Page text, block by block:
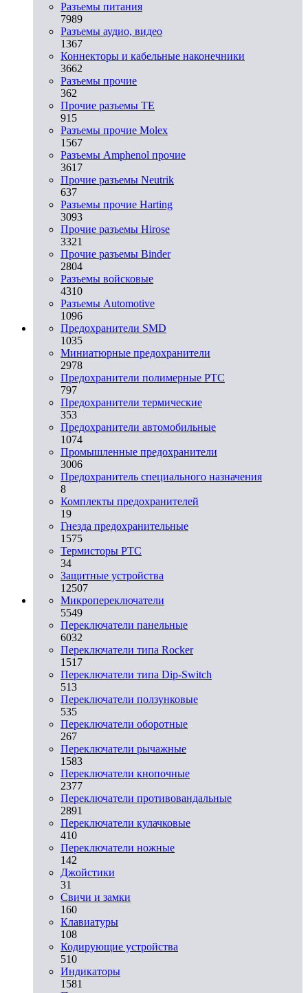
Разъeмы питания
7989
Разъeмы аудио, видео
1367
Коннекторы и кабельные наконечники
3662
Разъeмы прочие
362
Прочие разъемы TE
915
Разъемы прочие Molex
1567
Разъемы Amphenol прочие
3617
Прочие разъемы Neutrik
637
Разъемы прочие Harting
3093
Прочие разъемы Hirose
3321
Прочие разъемы Binder
2804
Разъемы войсковые
4310
Разъeмы Automotive
1096
Предохранители SMD
1035
Миниатюрные предохранители
2978
Предохранители полимерные PTC
797
Предохранители термические
353
Предохранители автомобильные
1074
Промышленные предохранители
3006
Предохранитель специального назначения
8
Комплекты предохранителей
19
Гнезда предохранительные
1575
Термисторы PTC
34
Защитные устройства
12507
Микропереключатели
5549
Переключатели панельные
6032
Переключатели типа Rocker
1517
Переключатели типа Dip-Switch
513
Переключатели ползунковые
535
Переключатели оборотные
267
Переключатели рычажные
1583
Переключатели кнопочные
2377
Переключатели противовандальные
2891
Переключатели кулачковые
410
Переключатели ножные
142
Джойстики
31
Свичи и замки
160
Клавиатуры
108
Кодирующие устройства
510
Индикаторы
1581